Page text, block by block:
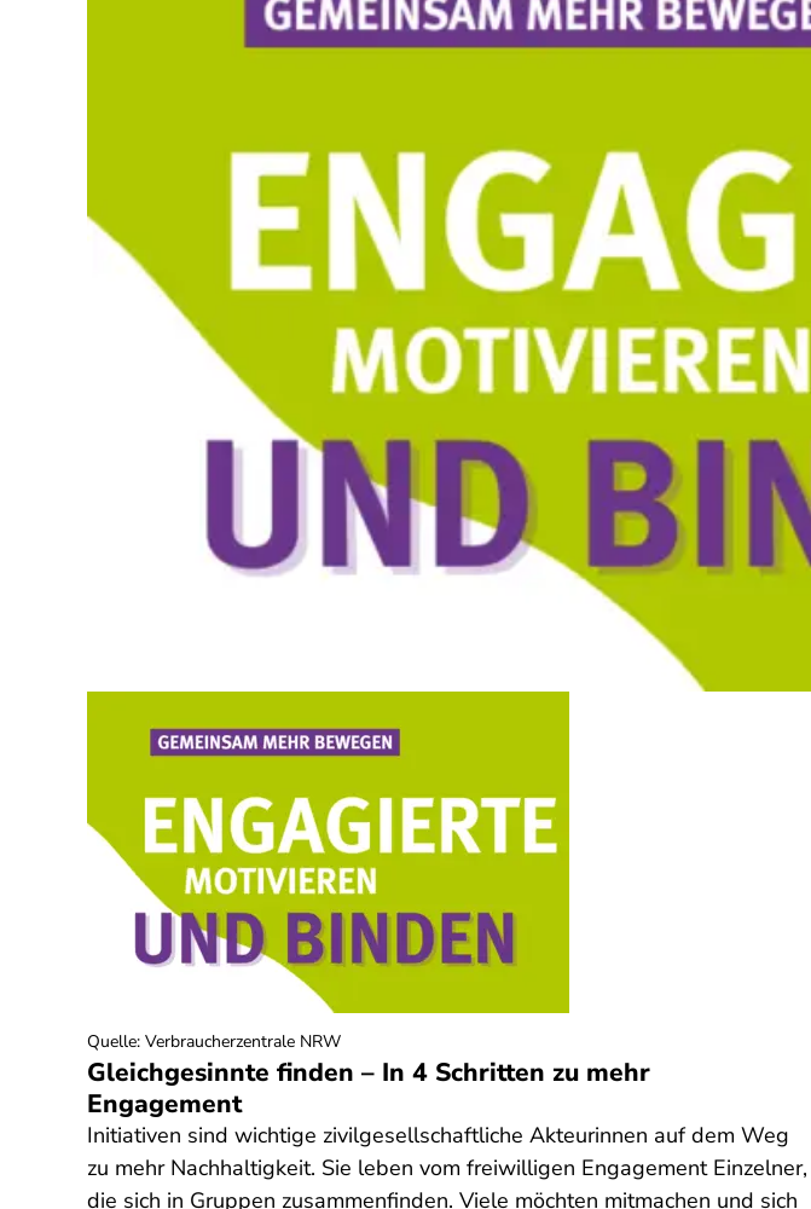
Gleichgesinnte finden – In 4 Schritten zu mehr
Engagement
Initiativen sind wichtige zivilgesellschaftliche Akteurinnen auf dem Weg
zu mehr Nachhaltigkeit. Sie leben vom freiwilligen Engagement Einzelner,
die sich in Gruppen zusammenfinden. Viele möchten mitmachen und sich
Quelle: Verbraucherzentrale NRW